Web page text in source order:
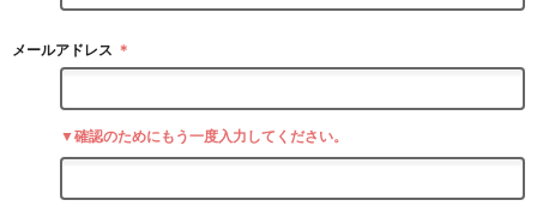
メールアドレス ＊
▼確認のためにもう一度入力してください。